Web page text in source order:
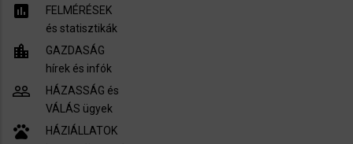
assessment
FELMÉRÉSEK
és statisztikák
location_city
GAZDASÁG
hírek és infók
people_outline
HÁZASSÁG és
VÁLÁS ügyek
pets
HÁZIÁLLATOK